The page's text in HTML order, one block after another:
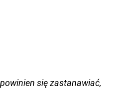
się zastanawiać,